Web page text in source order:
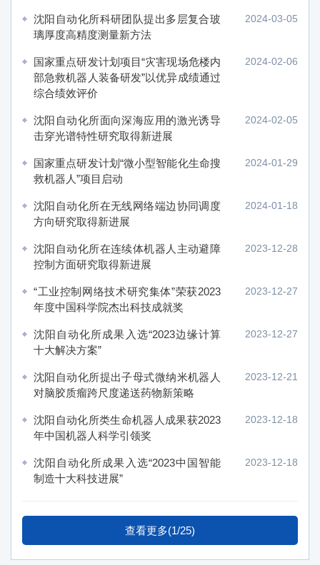
沈阳自动化所科研团队提出多层复合玻
璃厚度高精度测量新方法
2024-03-05
国家重点研发计划项目“灾害现场危楼内
部急救机器人装备研发”以优异成绩通过
综合绩效评价
2024-02-06
沈阳自动化所面向深海应用的激光诱导
击穿光谱特性研究取得新进展
2024-02-05
国家重点研发计划“微小型智能化生命搜
救机器人”项目启动
2024-01-29
沈阳自动化所在无线网络端边协同调度
方向研究取得新进展
2024-01-18
沈阳自动化所在连续体机器人主动避障
控制方面研究取得新进展
2023-12-28
“工业控制网络技术研究集体”荣获2023
年度中国科学院杰出科技成就奖
2023-12-27
沈阳自动化所成果入选“2023边缘计算
十大解决方案”
2023-12-27
沈阳自动化所提出子母式微纳米机器人
对脑胶质瘤跨尺度递送药物新策略
2023-12-21
沈阳自动化所类生命机器人成果获2023
年中国机器人科学引领奖
2023-12-18
沈阳自动化所成果入选“2023中国智能
制造十大科技进展”
2023-12-18
查看更多(1/25)